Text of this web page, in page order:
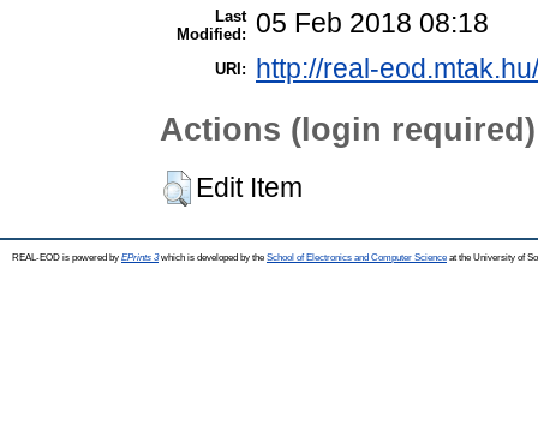
Last
Modified:
05 Feb 2018 08:18
URI: http://real-
Actions (login required)
Edit Item
REAL-EOD is powered by EPrints 3which is developed by the School of Electronics and Computer Science at the University of